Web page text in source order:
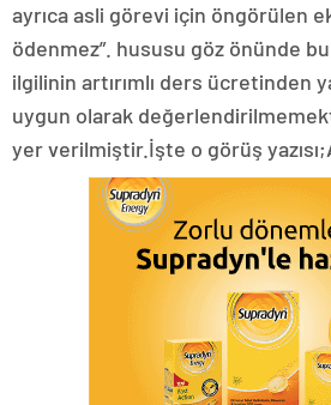
ayrıca asli görevi için öngörülen
ödenmez”. hususu göz önünde
ilgilinin artırımlı ders ücretinden
uygun olarak
yer verilmiştir.İşte o görüş